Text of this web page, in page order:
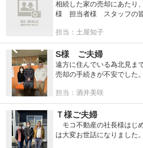
ました。
物件探しからリフォームま
願いしたいと思いました。
相続した家の売却にあたり
様 担当者様 スタッフの皆
ーズにできたのでとても安
倒なお願いをしたりと大変
めに売却できたのは担当者
大変感謝しております
担当：土屋知子
S様 ご夫婦
遠方に住んでいる為北見ま
売却の手続きが不安でした。
さり、必要なことをその都
くれたおかげで、安心して
た。
書類のやり取りや確認事項
のがありがたかったです。
担当：酒井美咲
Ｔ様ご夫婦
モコ不動産の社長様はじ
は大変お世話になりました。